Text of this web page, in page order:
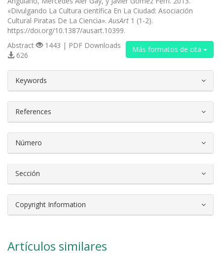
«Divulgando La Cultura científica En La Ciudad: Asociación
Cultural Piratas De La Ciencia».AusArt 1 (1-2).
https://doi.org/10.1387/ausart.10399.
Más formatos de cita
Abstract
1443 | PDF Downloads
626
Keywords
References
Número
Sección
Copyright Information
Artículos similares